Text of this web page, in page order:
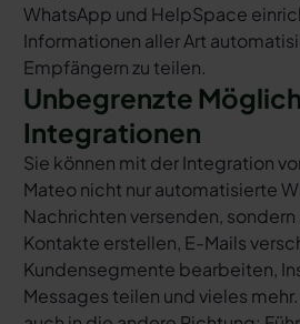
WhatsApp und HelpSpace
Informationen aller Art
Empfängern zu teilen.
Unbegrenzte
Integrationen
Sie können mit der Integration
Mateo nicht nur automatisierte
Nachrichten versenden,
Kontakte erstellen, E-Mails
Kundensegmente bearbeiten,
Messages teilen und vieles